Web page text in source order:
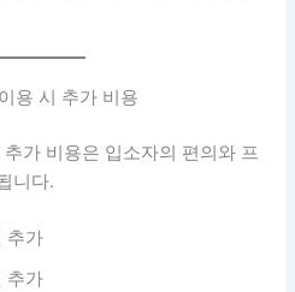
용 시 추가 비용
가 비용은 입소자의 편의와 프
니다.
추가
추가